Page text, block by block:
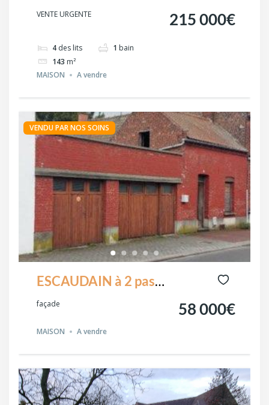
secteur Noir Bonnet
VENTE URGENTE
4 des lits 1 bain
143 m²
215 000€
MAISON A vendre
VENDU PAR NOS SOINS
ESCAUDAIN à 2 pas
du centre
façade 58 000€
MAISON A vendre